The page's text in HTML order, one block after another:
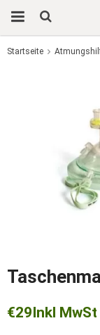
Startseite
€29Inkl MwSt